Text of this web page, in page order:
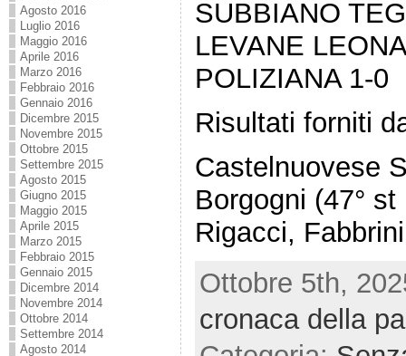
Agosto 2016
Luglio 2016
Maggio 2016
Aprile 2016
Marzo 2016
Febbraio 2016
Gennaio 2016
Dicembre 2015
Novembre 2015
Ottobre 2015
Settembre 2015
Agosto 2015
Giugno 2015
Maggio 2015
Aprile 2015
Marzo 2015
Febbraio 2015
Gennaio 2015
Dicembre 2014
Novembre 2014
Ottobre 2014
Settembre 2014
Agosto 2014
SUBBIANO
LEVANE
POLIZIANA 1-0
Risultati forniti
Castelnuovese
Borgogni (47°
Rigacci,
Ottobre 5th,
cronaca della